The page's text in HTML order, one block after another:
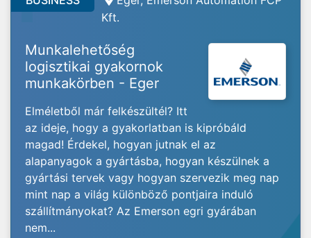
Kft.
Munkalehetőség
logisztikai gyakornok
munkakörben - Eger
Elméletből már felkészültél? Itt
az ideje, hogy a gyakorlatban is kipróbáld
magad! Érdekel, hogyan jutnak el az
alapanyagok a gyártásba, hogyan készülnek a
gyártási tervek vagy hogyan szervezik meg nap
mint nap a világ különböző pontjaira induló
szállítmányokat? Az Emerson egri gyárában
nem...